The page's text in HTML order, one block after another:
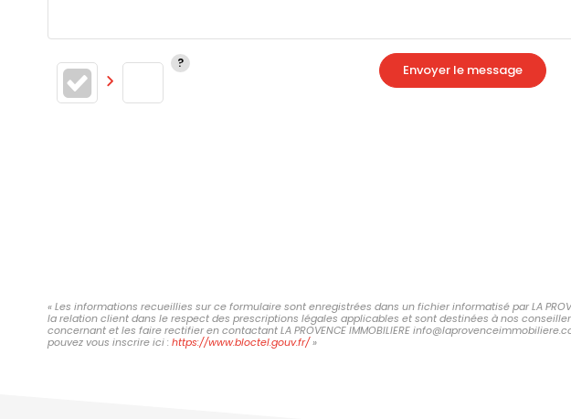
Envoyer le message
« Les informations recueillies sur ce formulaire sont enregistrées dans un fichier informatisé par LA
la relation client dans le respect des prescriptions légales applicables et sont destinées à nos
concernant et les faire rectifier en contactant LA PROVENCE IMMOBILIERE
pouvez vous inscrire ici : https://www.bloctel.gouv.fr/»